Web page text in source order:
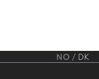
NO DK